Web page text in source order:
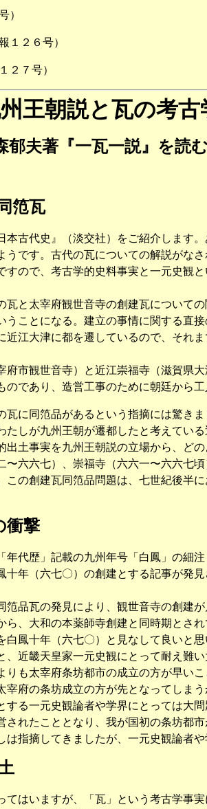
）
１２６号）
２７号）
王朝説と瓦の考古
郁夫著『一瓦一説』を読む
笵瓦
古代史』（淡交社）をご紹介します。
です。古代の瓦についての解説がな
ので、考古学的史料事実と一元史観
と太宰府観世音寺の創建瓦についての
ことになる。建立の事情に関する直
江大津に都を遷しているので、それ
市観世音寺）と近江崇福寺（滋賀県
であり、造営工事のために朝廷から
に同笵品があるという指摘には驚き
しが九州王朝が遷都したと考えてい
土事実を九州王朝説の立場から、どの
六六七）、崇福寺（六六一〜六六七
の創建瓦同笵品問題は、七世紀後半
衝撃
代歴」記載の九州年号「白鳳」の細
年（六七〇）の創建とする記事が発
品瓦の発見により、観世音寺の創建
、大和の本薬師寺創建と同時期とさ
鳳十年（六七〇）と見なして良いと思
近畿天皇家一元史観にとって耐え難
も太宰府条坊都市の成立の方が早い
府の条坊成立の方が先となってしま
る一元史観論者や学界にとっては大
れたこととなり、我が国初の条坊都
指摘してきましたが、一元史観論者や
はいますが、「瓦」という考古学事